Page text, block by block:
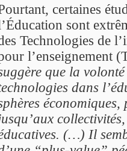
certaines
sont
Technologies de
l’enseignement
que la
dans
(…) Il